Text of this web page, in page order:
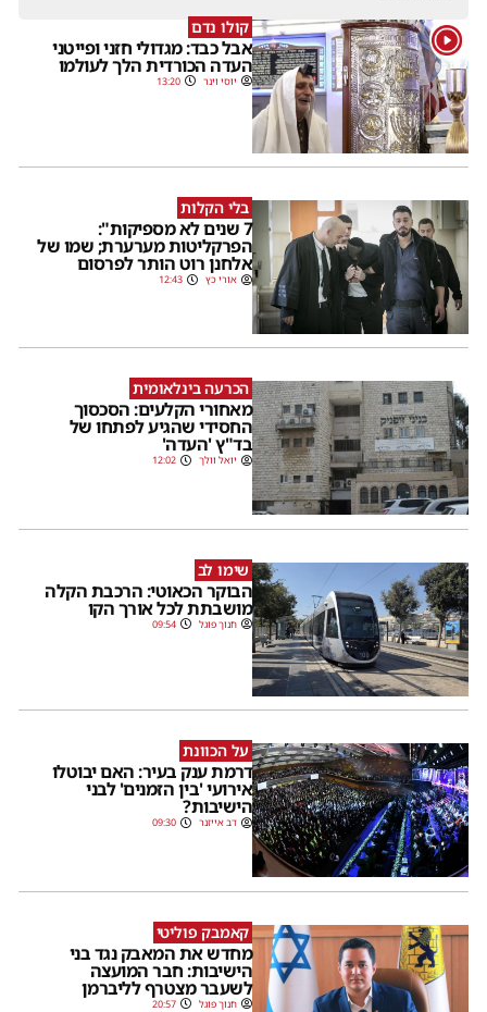
1 קולו נדם
אבל כבד: מגדולי חזני ופייטני
העדה הכורדית הלך לעולמו
יוסי וינר 13:20
בלי הקלות
7 שנים לא מספיקות":
הפרקליטות מערערת; שמו של
אלחנן רוט הותר לפרסום
אורי כץ 12:43
הכרעה בינלאומית
מאחורי הקלעים: הסכסוך
החסידי שהגיע לפתחו של
בד"ץ 'העדה'
יואל וולך 12:02
שימו לב
הבוקר הכאוטי: הרכבת הקלה
מושבתת לכל אורך הקו
חנוך פוגל 09:54
על הכוונת
דרמת ענק בעיר: האם יבוטלו
אירועי 'בין הזמנים' לבני
הישיבות?
דב אייזנר 09:30
קאמבק פוליטי
מחדש את המאבק נגד בני
הישיבות: חבר המועצה
לשעבר מצטרף לליברמן
חנוך פוגל 20:57